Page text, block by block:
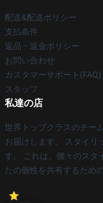
配送&配送ポリシー
支払条件
返品・返金ポリシー
お問い合わせ
カスタマーサポート(FAQ)
スタッフ
私達の店
世界トップクラスのチー
お届けします。 スタイリ
す。 これは、個々のスタ
たの個性を共有するため